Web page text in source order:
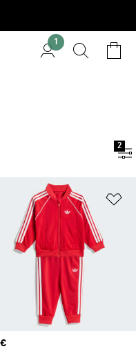
1
2
alla lista dei desideri